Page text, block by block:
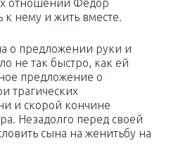
отношений Федор
к нему и жить вместе.
о предложении руки и
не так быстро, как ей
предложение о
трагических
и скорой кончине
Незадолго перед своей
сына на женитьбу на